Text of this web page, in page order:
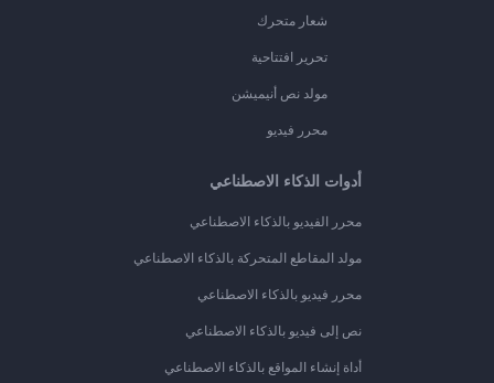
شعار متحرك
تحرير افتتاحية
مولد نص أنيميشن
محرر فيديو
أدوات الذكاء الاصطناعي
محرر الفيديو بالذكاء الاصطناعي
مولد المقاطع المتحركة بالذكاء الاصطناعي
محرر فيديو بالذكاء الاصطناعي
نص إلى فيديو بالذكاء الاصطناعي
أداة إنشاء المواقع بالذكاء الاصطناعي